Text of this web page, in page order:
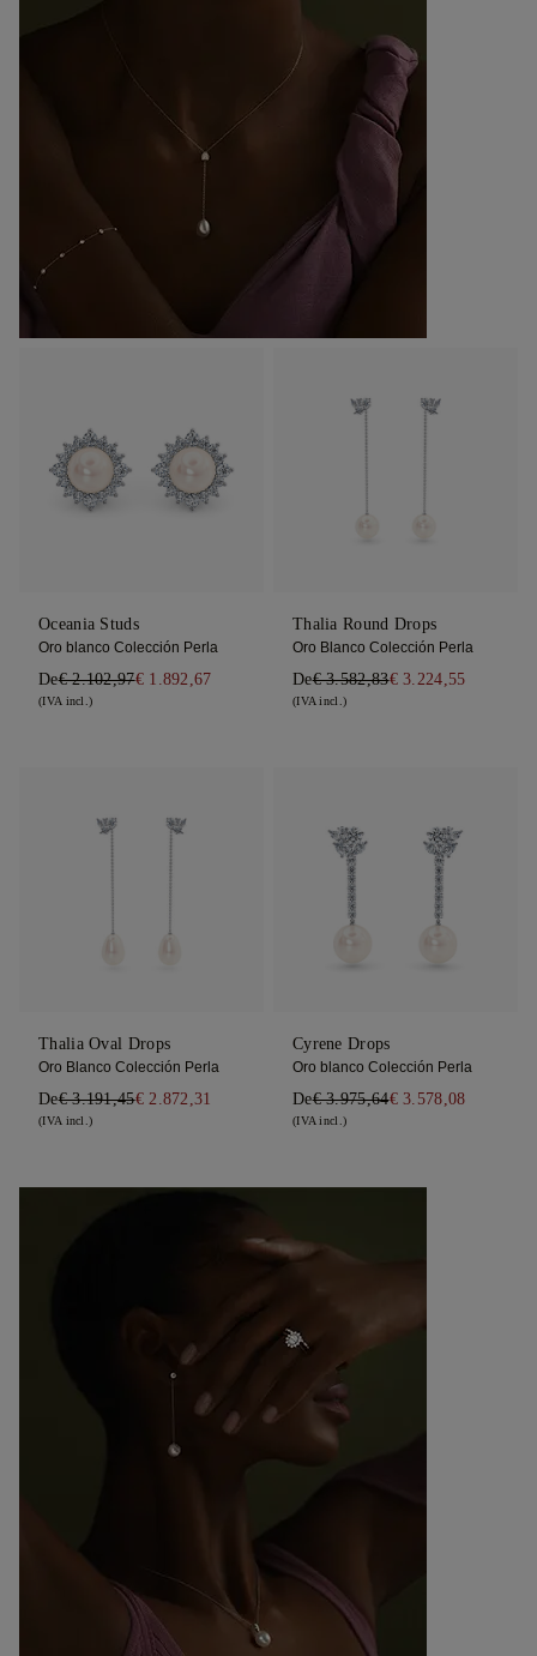
Oceania Studs
Oro blanco Colección Perla
De€ 2.102,97€ 1.892,67
(IVA incl.)
Thalia Round Drops
Oro Blanco Colección Perla
De€ 3.582,83€ 3.224,55
(IVA incl.)
Thalia Oval Drops
Oro Blanco Colección Perla
De€ 3.191,45€ 2.872,31
(IVA incl.)
Cyrene Drops
Oro blanco Colección Perla
De€ 3.975,64€ 3.578,08
(IVA incl.)